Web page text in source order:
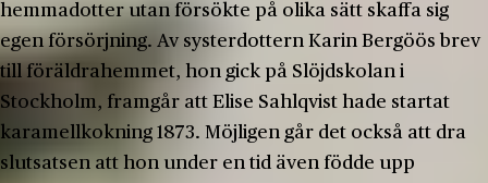
hemmadotter utan försökte på olika sätt skaffa sig
egen försörjning. Av systerdottern Karin Bergöös brev
till föräldrahemmet, hon gick på Slöjdskolan i
Stockholm, framgår att Elise Sahlqvist hade startat
karamellkokning 1873. Möjligen går det också att dra
slutsatsen att hon under en tid även födde upp